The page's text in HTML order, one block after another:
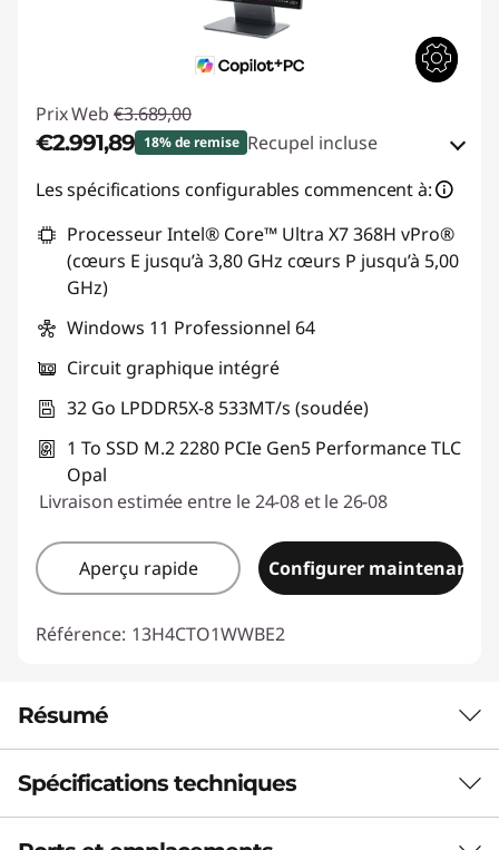
Prix Web €3.689,00
€2.991,89 18% de remise Recupel incluse
Bons de réduction en ligne :-€697,11
Code de réduction : THINKDEAL
Les spécifications configurables commencent à:
Processeur Intel® Core™ Ultra X7 368H vPro®
(cœurs E jusqu’à 3,80 GHz cœurs P jusqu’à 5,00
GHz)
Windows 11 Professionnel 64
Circuit graphique intégré
32 Go LPDDR5X-8 533MT/s (soudée)
1 To SSD M.2 2280 PCIe Gen5 Performance TLC
Opal
Livraison estimée entre le 24-08 et le 26-08
Aperçu rapide Configurer maintenant
Référence: 13H4CTO1WWBE2
Résumé
LE TOUT-EN-UN LE PLUS INTELLIGENT
Spécifications techniques